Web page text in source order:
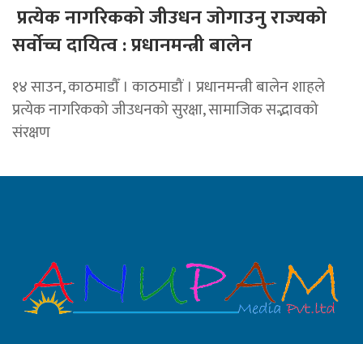
प्रत्येक नागरिकको जीउधन जोगाउनु राज्यको
सर्वोच्च दायित्व : प्रधानमन्त्री बालेन
१४ साउन, काठमाडौँ । काठमाडौं । प्रधानमन्त्री बालेन शाहले
प्रत्येक नागरिकको जीउधनको सुरक्षा, सामाजिक सद्भावको
संरक्षण